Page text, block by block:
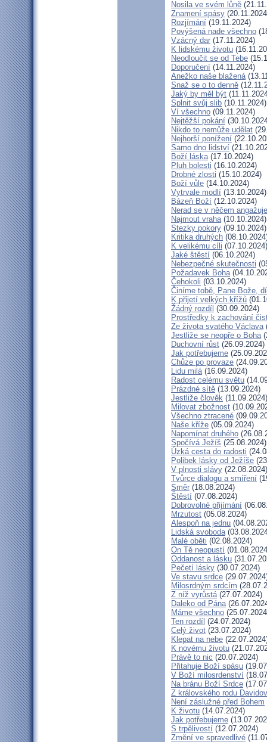
Nosila ve svém lůně
Znamení spásy
Rozjímání (19.11.2024)
Povýšená nade všechno
Vzácný dar (17.11.2024)
K lidskému životu
Neodloučit se od Tebe
Doporučení (14.11.2024)
Anežko naše blažená
Snaž se o to denně
Jaký by měl být
Splnit svůj slib (10.11.2024)
Ví všechno (09.11.2024)
Nejtěžší pokání
Nikdo to nemůže udělat
Nejhorší ponížení
Samo dno lidství
Boží láska(17.10.2024)
Pluh bolesti (16.10.2024)
Drobné zlosti (15.10.2024)
Boží vůle (14.10.2024)
Vytrvale modlí (13.10.2024)
Bázeň Boží (12.10.2024)
Nerad se v něčem angažuje
Najmout vraha(10.10.2024)
Stezky pokory (09.10.2024)
Kritika druhých
K velikému cíli (07.10.2024)
Jaké štěstí (06.10.2024)
Nebezpečné skutečnosti
Požadavek Boha
Čehokoli (03.10.2024)
Činíme tobě, Pane Bože,
K přijetí velkých křížů
Žádný rozdíl (30.09.2024)
Prostředky k zachování
Ze života svatého Václava
Jestliže se neopře o Boha
Duchovní růst (26.09.2024)
Jak potřebujeme
Chůze po provaze
Lidu milá(16.09.2024)
Radost celému světu
Prázdné sítě (13.09.2024)
Jestliže člověk (11.09.2024)
Milovat zbožnost
Všechno ztracené
Naše kříže (05.09.2024)
Napomínat druhého
Spočívá Ježíš (25.08.2024)
Úzká cesta do radosti
Polibek lásky od Ježíše
V plnosti slávy (22.08.2024)
Tvůrce dialogu a smíření
Směr (18.08.2024)
Štěstí (07.08.2024)
Dobrovolné přijímání
Mrzutost (05.08.2024)
Alespoň na jednu
Lidská svoboda
Malé oběti (02.08.2024)
On Tě neopustí
Oddanost a lásku
Pečetí lásky (30.07.2024)
Ve stavu srdce
Milosrdným srdcím
Z níž vyrůstá(27.07.2024)
Daleko od Pána
Máme všechno
Ten rozdíl (24.07.2024)
Celý život (23.07.2024)
Klepat na nebe
K novému životu
Právě to nic (20.07.2024)
Přitahuje Boží spásu
V Boží milosrdenství
Na bránu Boží Srdce
Z královského rodu
Není záslužné před Bohem
K životu (14.07.2024)
Jak potřebujeme
S trpělivostí (12.07.2024)
Změní ve spravedlivé